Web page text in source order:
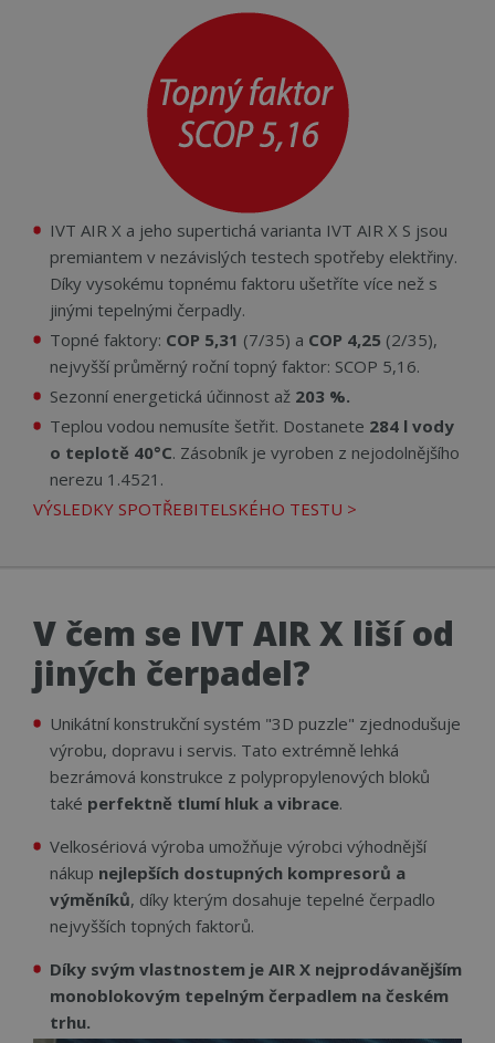
IVT AIR X a jeho supertichá varianta IVT AIR X S jsou
premiantem v nezávislých testech spotřeby elektřiny.
Díky vysokému topnému faktoru ušetříte více než s
jinými tepelnými čerpadly.
Topné faktory: COP 5,31 (7/35) a COP 4,25 (2/35),
nejvyšší průměrný roční topný faktor: SCOP 5,16.
Sezonní energetická účinnost až 203 %.
Teplou vodou nemusíte šetřit. Dostanete 284 l vody
o teplotě 40°C. Zásobník je vyroben z nejodolnějšího
nerezu 1.4521.
VÝSLEDKY SPOTŘEBITELSKÉHO TESTU >
V čem se IVT AIR X liší od
jiných čerpadel?
Unikátní konstrukční systém "3D puzzle" zjednodušuje
výrobu, dopravu i servis. Tato extrémně lehká
bezrámová konstrukce z polypropylenových bloků
také perfektně tlumí hluk a vibrace.
Velkosériová výroba umožňuje výrobci výhodnější
nákup nejlepších dostupných kompresorů a
výměníků, díky kterým dosahuje tepelné čerpadlo
nejvyšších topných faktorů.
Díky svým vlastnostem je AIR X nejprodávanějším
monoblokovým tepelným čerpadlem na českém
trhu.